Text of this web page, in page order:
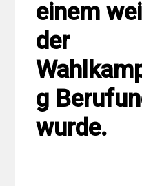
einem
der
g
wurde.